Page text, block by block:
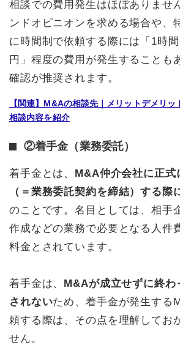
相談での費用発生はほぼありませ
ンドオピニオンを求める場合や、
に時間制で依頼する際には「1時
円」程度の費用が発生することも
確認が推奨されます。
【関連】M&Aの相談先｜メリットデメリ
相談内容を紹介
②着手金（業務委託）
着手金とは、 M&A仲介会社に正式
（＝業務委託契約を締結）する際
のことです。名目としては、相手
作成などの業務で必要となる人件
料金とされています。
着手金は、 M&Aが成立せずに終わ
されないため、着手金が発生する
頼する際は、その点を理解してお
せん。